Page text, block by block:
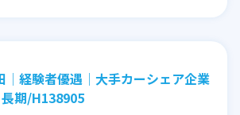
│経験者優遇│大手カーシェア企業
期/H138905